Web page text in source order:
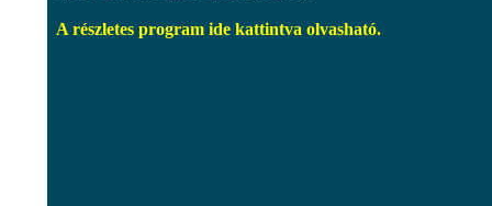
A részletes program ide kattintva olvasható.